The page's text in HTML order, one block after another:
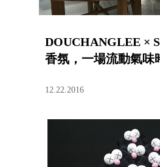
DOUCHANGLEE ×
香氛，一場流動氣味
12.22.2016